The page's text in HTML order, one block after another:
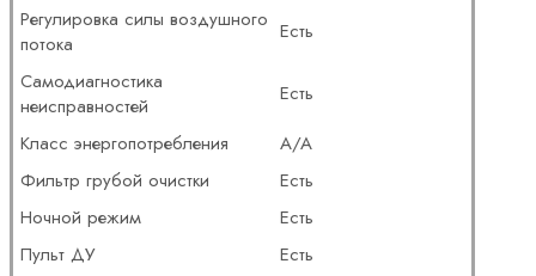
Регулировка силы воздушного
потока
Есть
Самодиагностика
неисправностей
Есть
Класс энергопотребления
A/A
Фильтр грубой очистки
Есть
Ночной режим
Есть
Пульт ДУ
Есть